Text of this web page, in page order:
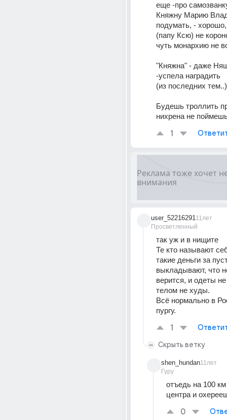
еще -про
Княжну Марию
подумать, -
(папу Ксю) не
"Княжна" - даже
-успела наградить
(из последних тем..)
Будешь троллить
нихрена не
1
user_52216291
Просветленный
11лет
так уж и в нищите
Те кто называют
такие деньги за
выкладывают, что
верится, и одеты
телом не худы.
Всё нормально в
пургу.
1
Скрыть ветку
shen_hundan
Гуру
11лет
отъедь на 100 км
центра и
0